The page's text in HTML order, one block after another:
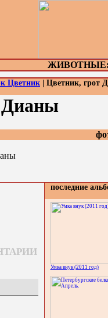
ЖИВОТНЫЕ:
Цветник | Цветник, грот
Дианы
последние
Умка внук (2011 год)